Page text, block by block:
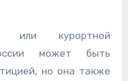
или курортной
может быть
но она также